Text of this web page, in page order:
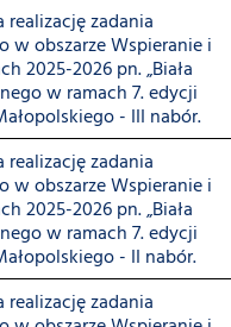
zadania
w obszarze Wspieranie i
2025-2026 pn. „Biała
w ramach 7. edycji
- III nabór.
zadania
w obszarze Wspieranie i
2025-2026 pn. „Biała
w ramach 7. edycji
- II nabór.
zadania